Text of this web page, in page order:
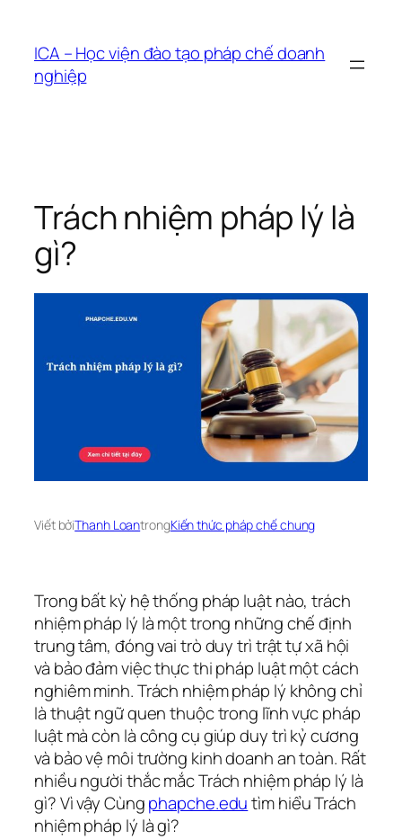
phầnICA – Học viện đào tạo pháp chế doanh
nghiệp
Trách nhiệm pháp lý là
gì?
Viết bởiThanh LoantrongKiến thức pháp chế chung
Trong bất kỳ hệ thống pháp luật nào, trách
nhiệm pháp lý là một trong những chế định
trung tâm, đóng vai trò duy trì trật tự xã hội
và bảo đảm việc thực thi pháp luật một cách
nghiêm minh. Trách nhiệm pháp lý không chỉ
là thuật ngữ quen thuộc trong lĩnh vực pháp
luật mà còn là công cụ giúp duy trì kỷ cương
và bảo vệ môi trường kinh doanh an toàn. Rất
nhiều người thắc mắc Trách nhiệm pháp lý là
gì? Vì vậy Cùngphapche.edutìm hiểu Trách
nhiệm pháp lý là gì?